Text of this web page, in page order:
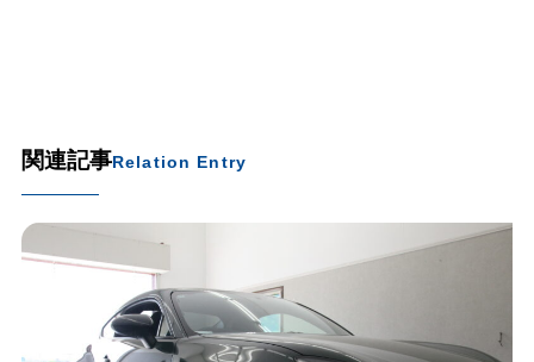
関連記事Relation Entry